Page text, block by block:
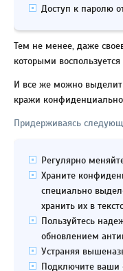
Доступ к паролю
Тем не менее, даже
которыми
И все же можно
кражи
Придерживаясь
Регулярно
Храните
специально
хранить их в
Пользуйтесь
обновлением
Устраняя
Подключите ваши